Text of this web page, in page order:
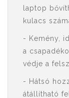
laptop
kulacs
- Kemény,
a
védje a
- Hátsó
átállítható